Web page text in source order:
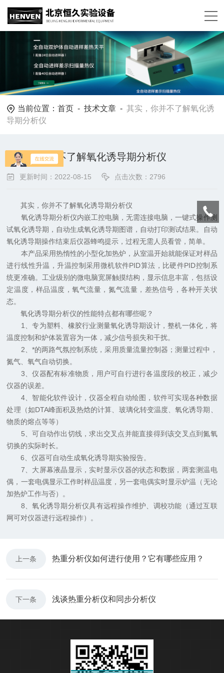
当前位置：首页 -技术文章 -其实，你并不了解氧化诱
导期分析仪
其实，你并不了解氧化诱导期分析仪
更新时间：2022-08-15 点击次数：2796
其实，你并不了解氧化诱导期分析仪
氧化诱导期分析仪内嵌工控电脑，无需连接电脑，一键式操作测
试氧化诱导期，自动生成氧化诱导期图谱，自动打印测试结果。自动
氧化诱导期操作结束后仪器蜂鸣提示，过程无需人员看管，简单。
本产品采用热惰性的小型化加热炉，从室温开始就能保证对样品
进行线性升温，升温控制采用微机软件PID算法，比硬件PID控制系
统更准确。工业级别的微电脑宽屏触摸结构，显示信息丰富，包括设
定温度，样品温度，氧气流量，氮气流量，差热信号，各种开关状
态。
氧化诱导期分析仪的性能特点都有哪些呢？
1、专为塑料、橡胶行业测量氧化诱导期设计，整机一体化，将
温度控制和炉体装置容为一体，减少信号损失和干扰。
2、*的两路气氛控制系统，采用质量流量控制器；测量过程中，
氮气、氧气自动切换。
3、仪器配有标准物质，用户可自行进行各温度段的校正，减少
仪器的误差。
4、智能化软件设计，仪器全程自动绘图，软件可实现各种数据
处理（如DTA峰面积及热焓的计算、玻璃化转变温度、氧化诱导期、
物质的熔点等等）
5、可自动作出切线，求出交叉点并能直接得到该交叉点到氮氧
切换的实际时长。
6、仪器可自动生成氧化诱导期实验报告。
7、大屏幕液晶显示，实时显示仪器的状态和数据，两套测温电
偶，一套电偶显示工作时样品温度，另一套电偶实时显示炉温（无论
加热炉工作与否）。
8、氧化诱导期分析仪具有远程操作维护、调校功能（通过互联
网可对仪器进行远程操作）。
上一条 热重分析仪如何进行使用？它有哪些应用？
下一条 浅谈热重分析仪和同步分析仪